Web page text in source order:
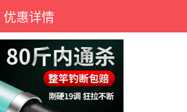
优惠详情